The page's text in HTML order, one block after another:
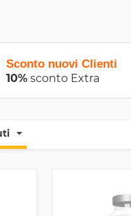
Sconto nuovi Clienti
10% sconto Extra